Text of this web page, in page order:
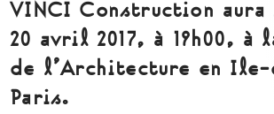
VINCI Construction
20 avril 2017, à 19h00, à
de l’Architecture en Ile-
Paris.